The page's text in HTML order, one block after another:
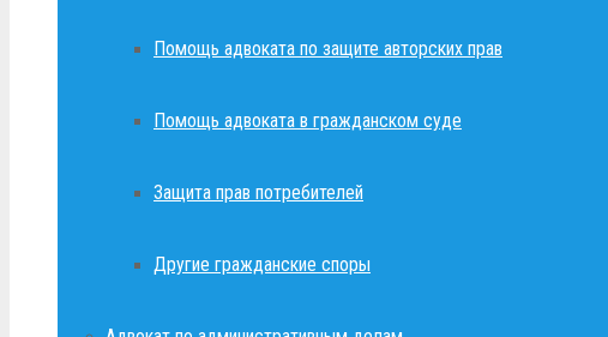
Помощь адвоката по защите авторских прав
Помощь адвоката в гражданском суде
Защита прав потребителей
Другие гражданские споры